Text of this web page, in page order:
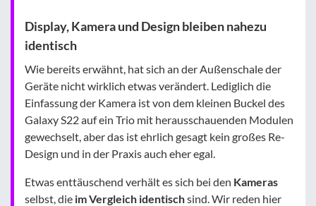
Display, Kamera und Design bleiben nahezu
identisch
Wie bereits erwähnt, hat sich an der Außenschale der
Geräte nicht wirklich etwas verändert. Lediglich die
Einfassung der Kamera ist von dem kleinen Buckel des
Galaxy S22 auf ein Trio mit herausschauenden Modulen
gewechselt, aber das ist ehrlich gesagt kein großes Re-
Design und in der Praxis auch eher egal.
Etwas enttäuschend verhält es sich bei den Kameras
selbst, die im Vergleich identischsind. Wir reden hier